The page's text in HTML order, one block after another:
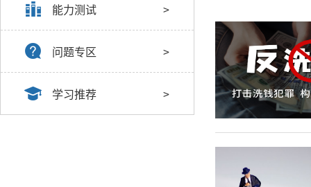
能力测试 >
问题专区 >
学习推荐 >